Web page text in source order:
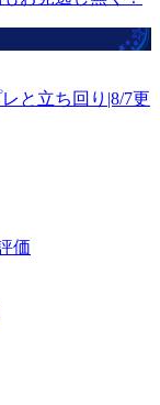
と立ち回り|8/7更
価